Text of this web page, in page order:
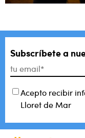
Subscríbete a
Acepto recibir
Lloret de Mar